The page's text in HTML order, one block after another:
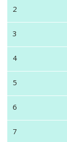
2
3
4
5
6
7